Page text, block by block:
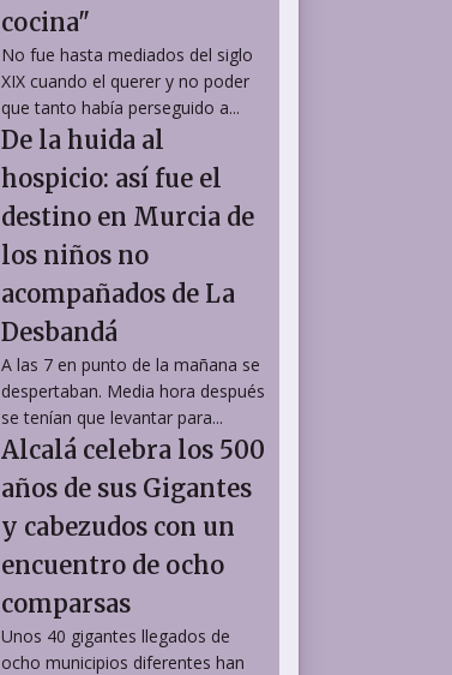
cocina"
No fue hasta mediados del siglo
XIX cuando el querer y no poder
que tanto había perseguido a...
De la huida al
hospicio: así fue el
destino en Murcia de
los niños no
acompañados de La
Desbandá
A las 7 en punto de la mañana se
despertaban. Media hora después
se tenían que levantar para...
Alcalá celebra los 500
años de sus Gigantes
y cabezudos con un
encuentro de ocho
comparsas
Unos 40 gigantes llegados de
ocho municipios diferentes han